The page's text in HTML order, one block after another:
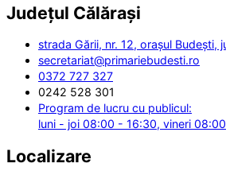
Județul Călărași
strada Gării, nr. 12, orașul Budești,
secretariat@primariebudesti.ro
0372 727 327
0242 528 301
Program de lucru cu publicul:
luni - joi 08:00 - 16:30, vineri
Localizare